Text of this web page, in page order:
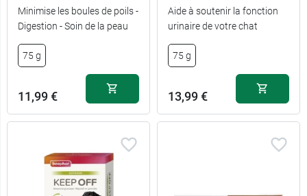
Minimise les boules de poils -
Digestion - Soin de la peau
75 g
11,99 €
Aide à soutenir la fonction
urinaire de votre chat
75 g
13,99 €